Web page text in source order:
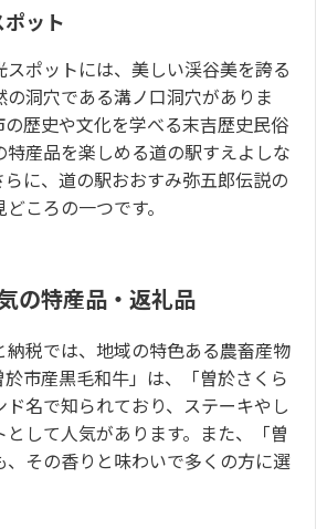
ット
スポットには、美しい渓谷美を誇る
洞穴である溝ノ口洞穴がありま
の歴史や文化を学べる末吉歴史民俗
特産品を楽しめる道の駅すえよしな
らに、道の駅おおすみ弥五郎伝説の
ころの一つです。
の特産品・返礼品
納税では、地域の特色ある農畜産物
市産黒毛和牛」は、「曽於さくら
名で知られており、ステーキやし
として人気があります。また、「曽
、その香りと味わいで多くの方に選